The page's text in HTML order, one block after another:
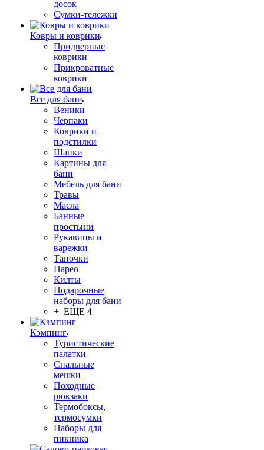
досок
Сумки-тележки
Ковры и коврики
Придверные
коврики
Прикроватные
коврики
Все для бани
Веники
Черпаки
Коврики и
подстилки
Шапки
Картины для
бани
Мебель для бани
Травы
Масла
Банные
простыни
Рукавицы и
варежки
Тапочки
Парео
Килты
Подарочные
наборы для бани
+ ЕЩЕ 4
Кэмпинг
Туристические
палатки
Спальные
мешки
Походные
рюкзаки
Термобоксы,
термосумки
Наборы для
пикника